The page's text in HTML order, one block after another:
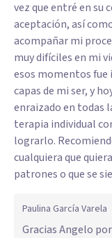
vez que entré en su
aceptación, así
acompañar mi
muy difíciles en mi
esos momentos fue
capas de mi ser, y
enraizado en todas
terapia individual
lograrlo.
cualquiera que
patrones o que se
Paulina García Varela
Gracias Angelo